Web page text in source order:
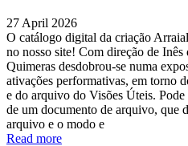
27 April 2026
O catálogo digital da criação
no nosso site! Com direção de
Quimeras desdobrou-se numa
ativações performativas, em torno
e do arquivo do Visões Úteis. Pode
de um documento de arquivo, que
arquivo e o modo e
Read more